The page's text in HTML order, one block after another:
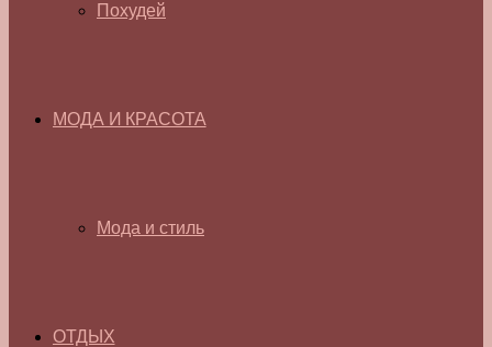
Похудей
МОДА И КРАСОТА
Мода и стиль
ОТДЫХ